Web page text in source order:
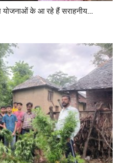
योजनाओं के आ रहे हैं सराहनीय...